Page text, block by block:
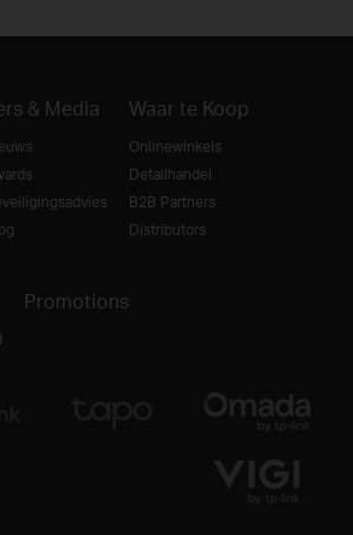
& Media Waar te Koop
Onlinewinkels
Detailhandel
B2B Partners
Distributors
Promotions